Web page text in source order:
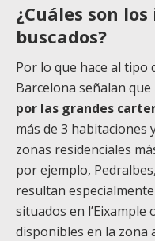
¿Cuáles son
buscados?
Por lo que hace al tipo
Barcelona señalan que
por las grandes
más de 3 habitaciones
zonas residenciales
por ejemplo,
resultan
situados en
disponibles en la zona